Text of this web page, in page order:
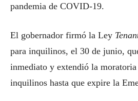
pandemia de COVID-19.
El gobernador firmó la Ley
para inquilinos, el 30 de junio,
inmediato y extendió la moratoria
inquilinos hasta que expire la